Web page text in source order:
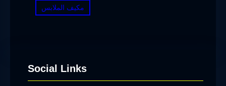
مكيف الملابس
Social Links